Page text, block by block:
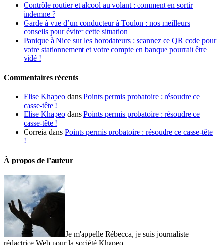
Contrôle routier et alcool au volant : comment en sortir
indemne ?
Garde à vue d’un conducteur à Toulon : nos meilleurs
conseils pour éviter cette situation
Panique à Nice sur les horodateurs : scannez ce QR code pour
votre stationnement et votre compte en banque pourrait être
vidé !
Commentaires récents
Elise Khapeo dans Points permis probatoire : résoudre ce
casse-tête !
Elise Khapeo dans Points permis probatoire : résoudre ce
casse-tête !
Correia dans Points permis probatoire : résoudre ce casse-tête
!
À propos de l’auteur
Je m'appelle Rébecca, je suis journaliste
rédactrice Web pour la société Khapeo.